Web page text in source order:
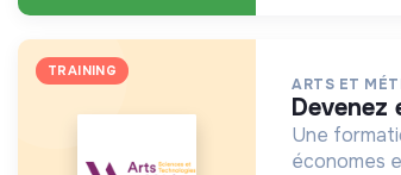
TRAINING
ARTS ET
Une
économes